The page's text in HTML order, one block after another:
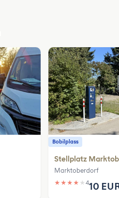
Bobilplass
Stellplatz
Marktoberdorf
★ ★ ★ ★ ★410